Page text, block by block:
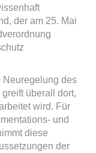
der am 25. Mai
Neuregelung des
überall dort,
wird. Für
und
diese
der